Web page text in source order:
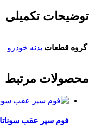
توضیحات تکمیلی
گروه قطعات بدنه خودرو
محصولات مرتبط
فوم سپر عقب سوناتا